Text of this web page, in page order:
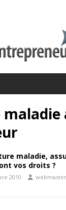
maladie,
vos droits ?
2010 webmaster